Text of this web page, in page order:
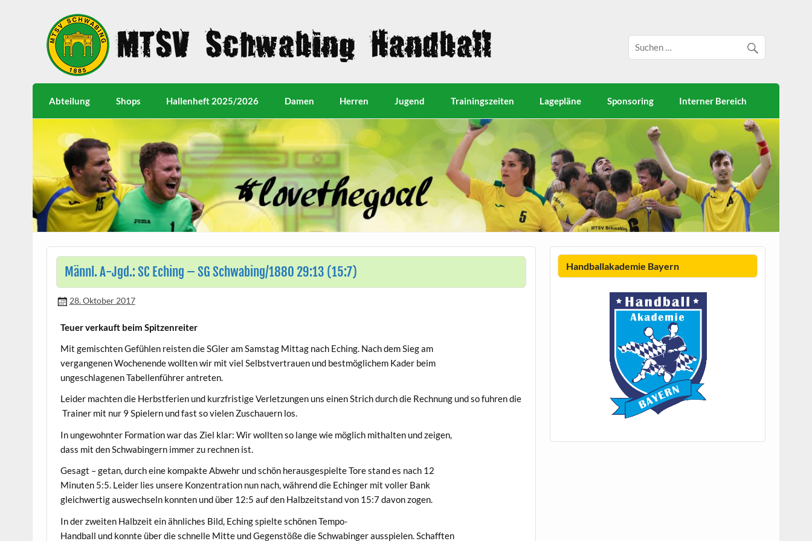
Abteilung Shops Hallenheft 2025/2026 Damen Herren Jugend Trainingszeiten Lagepläne Sponsoring Interner Bereich
Männl. A-Jgd.: SC Eching – SG Schwabing/1880 29:13 (15:7)
28. Oktober 2017
Teuer verkauft beim Spitzenreiter
Mit gemischten Gefühlen reisten die SGler am Samstag Mittag nach Eching. Nach dem Sieg am
vergangenen Wochenende wollten wir mit viel Selbstvertrauen und bestmöglichem Kader beim
ungeschlagenen Tabellenführer antreten.
Leider machten die Herbstferien und kurzfristige Verletzungen uns einen Strich durch die Rechnung und so fuhren die
Trainer mit nur 9 Spielern und fast so vielen Zuschauern los.
In ungewohnter Formation war das Ziel klar: Wir wollten so lange wie möglich mithalten und zeigen,
dass mit den Schwabingern immer zu rechnen ist.
Gesagt – getan, durch eine kompakte Abwehr und schön herausgespielte Tore stand es nach 12
Minuten 5:5. Leider lies unsere Konzentration nun nach, während die Echinger mit voller Bank
gleichwertig auswechseln konnten und über 12:5 auf den Halbzeitstand von 15:7 davon zogen.
In der zweiten Halbzeit ein ähnliches Bild, Eching spielte schönen Tempo-
Handball und konnte über die schnelle Mitte und Gegenstöße die Schwabinger ausspielen. Schafften
Handballakademie Bayern